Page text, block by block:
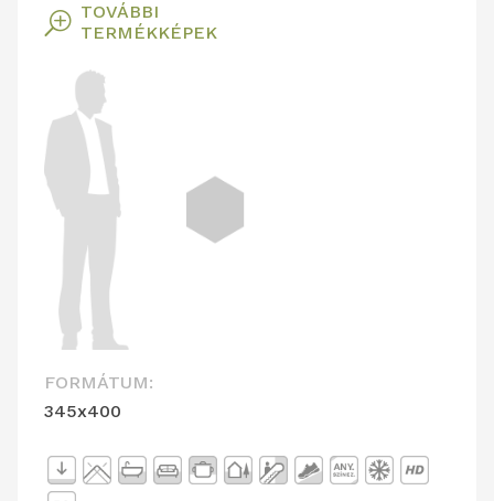
T TOVÁBBI
TERMÉKKÉPEK
FORMÁTUM:
345x400